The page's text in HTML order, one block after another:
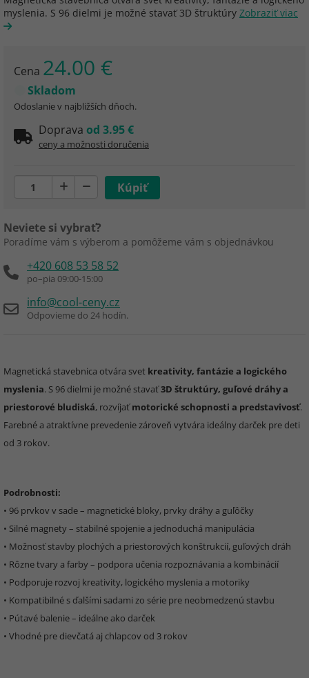
myslenia. S 96 dielmi je možné stavať 3D štruktúry Zobraziť viac
Cena 24.00 €
Skladom
Odoslanie v najbližších dňoch.
Doprava od 3.95 €
ceny a možnosti doručenia
Neviete si vybrať?
Poradíme vám s výberom a pomôžeme vám s objednávkou
+420 608 53 58 52
po–pia 09:00-15:00
info@cool-ceny.cz
Odpovieme do 24 hodín.
Magnetická stavebnica otvára svet kreativity, fantázie a logického
myslenia. S 96 dielmi je možné stavať3D štruktúry, guľové dráhy a
priestorové bludiská, rozvíjaťmotorické schopnosti a predstavivosť.
Farebné a atraktívne prevedenie zároveň vytvára ideálny darček pre deti
od 3 rokov.
Podrobnosti:
• 96 prvkov v sade – magnetické bloky, prvky dráhy a guľôčky
• Silné magnety – stabilné spojenie a jednoduchá manipulácia
• Možnosť stavby plochých a priestorových konštrukcií, guľových dráh
• Rôzne tvary a farby – podpora učenia rozpoznávania a kombinácií
• Podporuje rozvoj kreativity, logického myslenia a motoriky
• Kompatibilné s ďalšími sadami zo série pre neobmedzenú stavbu
• Pútavé balenie – ideálne ako darček
• Vhodné pre dievčatá aj chlapcov od 3 rokov